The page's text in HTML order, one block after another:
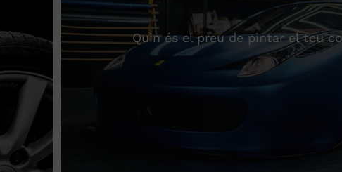
Quin és el preu de pintar el teu